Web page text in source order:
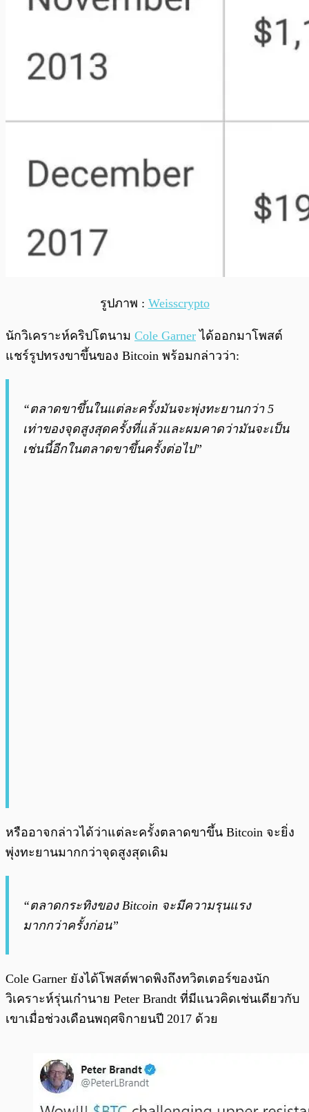
รูปภาพ : Weisscrypto
นักวิเคราะห์คริปโตนาม Cole Garner ได้ออกมาโพสต์
แชร์รูปทรงขาขึ้นของ Bitcoin พร้อมกล่าวว่า:
“ตลาดขาขึ้นในแต่ละครั้งมันจะพุ่งทะยานกว่า 5
เท่าของจุดสูงสุดครั้งที่แล้วและผมคาดว่ามันจะเป็น
เช่นนี้อีกในตลาดขาขึ้นครั้งต่อไป”
หรืออาจกล่าวได้ว่าแต่ละครั้งตลาดขาขึ้น Bitcoin จะยิ่ง
พุ่งทะยานมากกว่าจุดสูงสุดเดิม
“ตลาดกระทิงของ Bitcoin จะมีความรุนแรง
มากกว่าครั้งก่อน”
Cole Garner ยังได้โพสต์พาดพิงถึงทวิตเตอร์ของนัก
วิเคราะห์รุ่นเก๋านาย Peter Brandt ที่มีแนวคิดเช่นเดียวกับ
เขาเมื่อช่วงเดือนพฤศจิกายนปี 2017 ด้วย